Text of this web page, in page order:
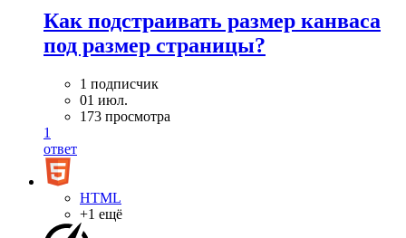
Как подстраивать размер канваса
под размер страницы?
1 подписчик
01 июл.
173 просмотра
1
ответ
HTML
+1 ещё